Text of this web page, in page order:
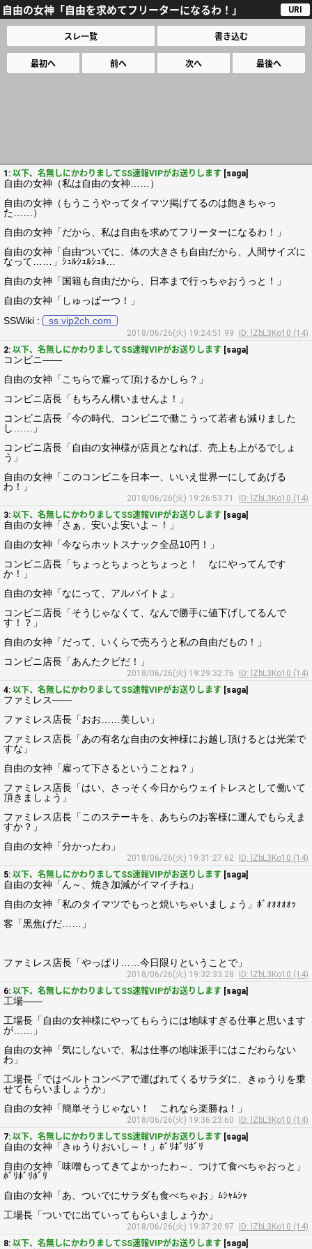
自由の女神「自由を求めてフリーターになるわ！」 URI
スレ一覧 書き込む
最初へ 前へ 次へ 最後へ
1: 以下、名無しにかわりましてSS速報VIPがお送りします [saga]
自由の女神（私は自由の女神……）
自由の女神（もうこうやってタイマツ掲げてるのは飽きちゃっ
た……）
自由の女神「だから、私は自由を求めてフリーターになるわ！」
自由の女神「自由ついでに、体の大きさも自由だから、人間サイズに
なって……」ｼｭﾙｼｭﾙｼｭﾙ…
自由の女神「国籍も自由だから、日本まで行っちゃおうっと！」
自由の女神「しゅっぱーつ！」
SSWiki :
ss.vip2ch.com
2018/06/26(火) 19:24:51.99
ID: lZbL3Ko10 (14)
2: 以下、名無しにかわりましてSS速報VIPがお送りします [saga]
コンビニ――
自由の女神「こちらで雇って頂けるかしら？」
コンビニ店長「もちろん構いませんよ！」
コンビニ店長「今の時代、コンビニで働こうって若者も減りました
し……」
コンビニ店長「自由の女神様が店員となれば、売上も上がるでしょ
う」
自由の女神「このコンビニを日本一、いいえ世界一にしてあげる
わ！」
2018/06/26(火) 19:26:53.71
ID: lZbL3Ko10 (14)
3: 以下、名無しにかわりましてSS速報VIPがお送りします [saga]
自由の女神「さぁ、安いよ安いよ～！」
自由の女神「今ならホットスナック全品10円！」
コンビニ店長「ちょっとちょっとちょっと！ なにやってんです
か！」
自由の女神「なにって、アルバイトよ」
コンビニ店長「そうじゃなくて、なんで勝手に値下げしてるんで
す！？」
自由の女神「だって、いくらで売ろうと私の自由だもの！」
コンビニ店長「あんたクビだ！」
2018/06/26(火) 19:29:32.76
ID: lZbL3Ko10 (14)
4: 以下、名無しにかわりましてSS速報VIPがお送りします [saga]
ファミレス――
ファミレス店長「おお……美しい」
ファミレス店長「あの有名な自由の女神様にお越し頂けるとは光栄で
すな」
自由の女神「雇って下さるということね？」
ファミレス店長「はい、さっそく今日からウェイトレスとして働いて
頂きましょう」
ファミレス店長「このステーキを、あちらのお客様に運んでもらえま
すか？」
自由の女神「分かったわ」
2018/06/26(火) 19:31:27.62
ID: lZbL3Ko10 (14)
5: 以下、名無しにかわりましてSS速報VIPがお送りします [saga]
自由の女神「ん～、焼き加減がイマイチね」
自由の女神「私のタイマツでもっと焼いちゃいましょう」ﾎﾞｫｫｫｫｫｯ
客「黒焦げだ……」
ファミレス店長「やっぱり……今日限りということで」
2018/06/26(火) 19:32:33.28
ID: lZbL3Ko10 (14)
6: 以下、名無しにかわりましてSS速報VIPがお送りします [saga]
工場――
工場長「自由の女神様にやってもらうには地味すぎる仕事と思います
が……」
自由の女神「気にしないで、私は仕事の地味派手にはこだわらない
わ」
工場長「ではベルトコンベアで運ばれてくるサラダに、きゅうりを乗
せてもらいましょうか」
自由の女神「簡単そうじゃない！ これなら楽勝ね！」
2018/06/26(火) 19:36:23.60
ID: lZbL3Ko10 (14)
7: 以下、名無しにかわりましてSS速報VIPがお送りします [saga]
自由の女神「きゅうりおいし～！」ﾎﾞﾘﾎﾞﾘﾎﾞﾘ
自由の女神「味噌もってきてよかったわ～、つけて食べちゃおっと」
ﾎﾞﾘﾎﾞﾘﾎﾞﾘ
自由の女神「あ、ついでにサラダも食べちゃお」ﾑｼｬﾑｼｬ
工場長「ついでに出ていってもらいましょうか」
2018/06/26(火) 19:37:20.97
ID: lZbL3Ko10 (14)
8: 以下、名無しにかわりましてSS速報VIPがお送りします [saga]